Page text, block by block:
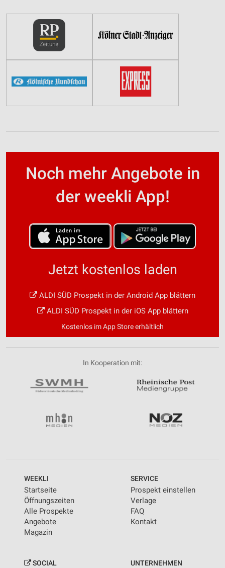
Noch mehr Angebote in
der weekli App!
Jetzt kostenlos laden
ALDI SÜD Prospekt in der Android App blättern
ALDI SÜD Prospekt in der iOS App blättern
Kostenlos im App Store erhältlich
In Kooperation mit:
WEEKLI
Startseite
Öffnungszeiten
Alle Prospekte
Angebote
Magazin
SERVICE
Prospekt einstellen
Verlage
FAQ
Kontakt
SOCIAL UNTERNEHMEN